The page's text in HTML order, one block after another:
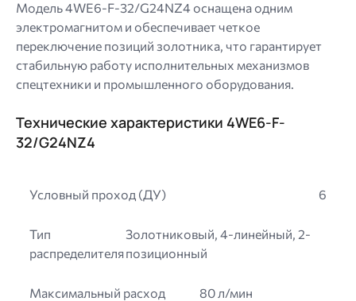
Модель 4WE6-F-32/G24NZ4 оснащена одним
электромагнитом и обеспечивает четкое
переключение позиций золотника, что гарантирует
стабильную работу исполнительных механизмов
спецтехники и промышленного оборудования.
Технические характеристики 4WE6-F-
32/G24NZ4
Условный проход (ДУ) 6
Тип
распределителя
Золотниковый, 4-линейный, 2-
позиционный
Максимальный расход 80 л/мин